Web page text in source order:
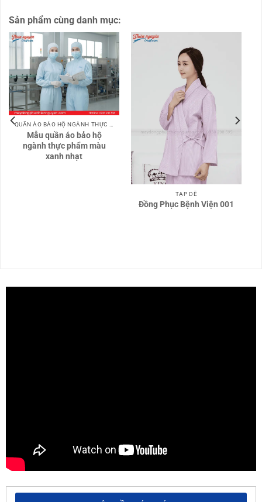
Sản phẩm cùng danh mục:
QUẦN ÁO BẢO HỘ NGÀNH THỰC PHẨM
Mẫu quần áo bảo hộ
ngành thực phẩm màu
xanh nhạt
TẠP DỀ
Đồng Phục Bệnh Viện 001